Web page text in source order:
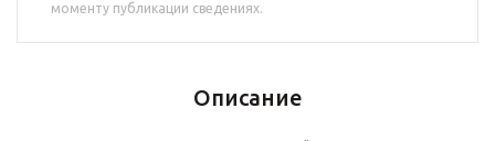
моменту публикации сведениях.
Описание